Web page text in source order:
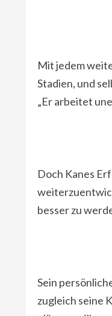
Mit jedem
Stadien, und
„Er arbeitet
Doch Kanes
besser zu
Sein
zugleich seine